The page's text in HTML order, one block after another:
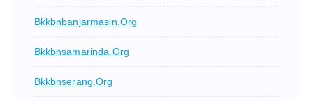
Bkkbnbanjarmasin.org
Bkkbnsamarinda.org
Bkkbnserang.org